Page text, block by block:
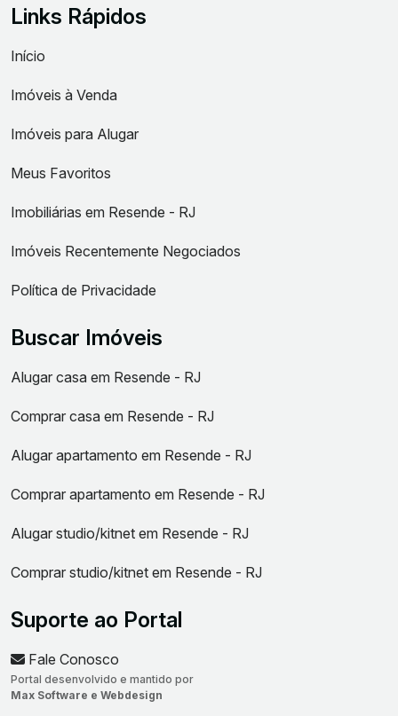
Links Rápidos
Início
Imóveis à Venda
Imóveis para Alugar
Meus Favoritos
Imobiliárias em Resende - RJ
Imóveis Recentemente Negociados
Política de Privacidade
Buscar Imóveis
Alugar casa em Resende - RJ
Comprar casa em Resende - RJ
Alugar apartamento em Resende - RJ
Comprar apartamento em Resende - RJ
Alugar studio/kitnet em Resende - RJ
Comprar studio/kitnet em Resende - RJ
Suporte ao Portal
Fale Conosco
Portal desenvolvido e mantido por
Max Software e Webdesign